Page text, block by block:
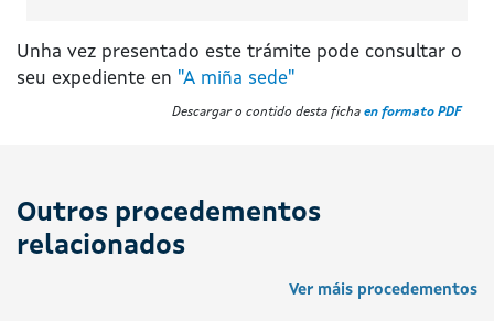
Unha vez presentado este trámite pode consultar o
seu expediente en "A miña sede"
Descargar o contido desta ficha en formato PDF
Outros procedementos
relacionados
Ver máis procedementos